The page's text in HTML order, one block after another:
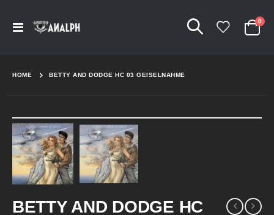
Navigation
Cart
0
HOME BETTY AND DODGE HC 03 GEISELNAHME
BETTY AND DODGE HC
Skip
to
the
end
of
the
images
gallery
to